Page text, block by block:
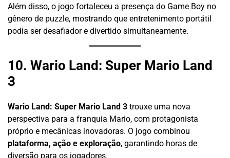
Além disso, o jogo fortaleceu a presença do Game Boy no
gênero de puzzle, mostrando que entretenimento portátil
podia ser desafiador e divertido simultaneamente.
10. Wario Land: Super Mario Land
3
Wario Land: Super Mario Land 3 trouxe uma nova
perspectiva para a franquia Mario, com protagonista
próprio e mecânicas inovadoras. O jogo combinou
plataforma, ação e exploração, garantindo horas de
diversão para os jogadores.